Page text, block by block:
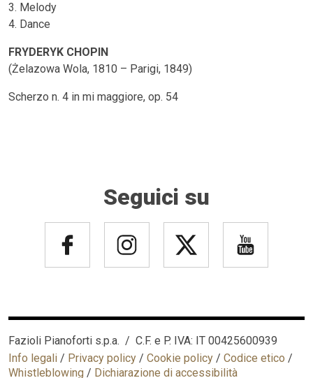
3. Melody
4. Dance
FRYDERYK CHOPIN
(Żelazowa Wola, 1810 – Parigi, 1849)
Scherzo n. 4 in mi maggiore, op. 54
Seguici su
Fazioli Pianoforti s.p.a. / C.F. e P. IVA: IT 00425600939
Info legali / Privacy policy / Cookie policy / Codice etico /
Whistleblowing / Dichiarazione di accessibilità